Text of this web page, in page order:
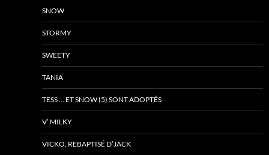
SNOW
STORMY
SWEETY
TANIA
TESS … ET SNOW (5) SONT ADOPTÉS
V’ MILKY
VICKO, REBAPTISÉ D’JACK